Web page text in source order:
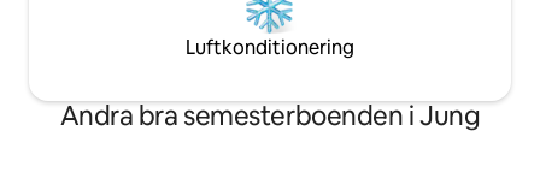
Luftkonditionering
Andra bra semesterboenden i Jung